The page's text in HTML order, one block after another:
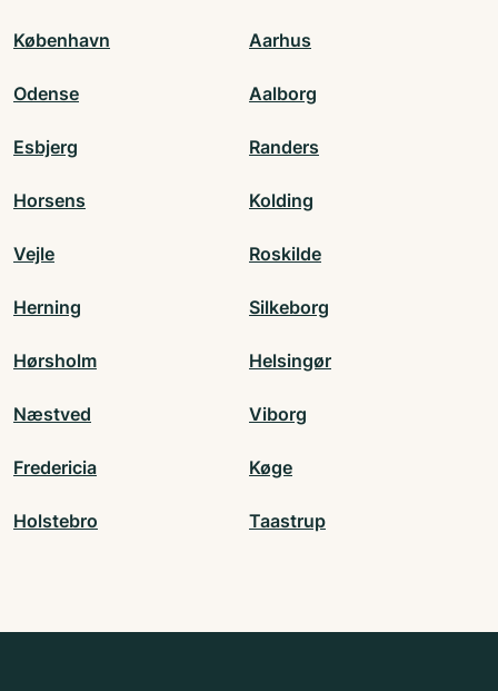
København Aarhus
Odense Aalborg
Esbjerg Randers
Horsens Kolding
Vejle Roskilde
Herning Silkeborg
Hørsholm Helsingør
Næstved Viborg
Fredericia Køge
Holstebro Taastrup